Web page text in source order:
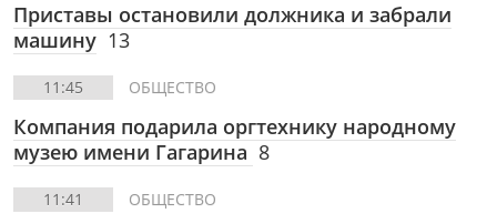
Приставы остановили должника и забрали
машину 13
11:45 ОБЩЕСТВО
Компания подарила оргтехнику народному
музею имени Гагарина 8
11:41 ОБЩЕСТВО